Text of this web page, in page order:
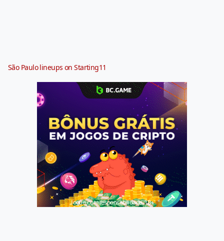
São Paulo lineups on Starting11
Jogue com responsabilidade. 18+